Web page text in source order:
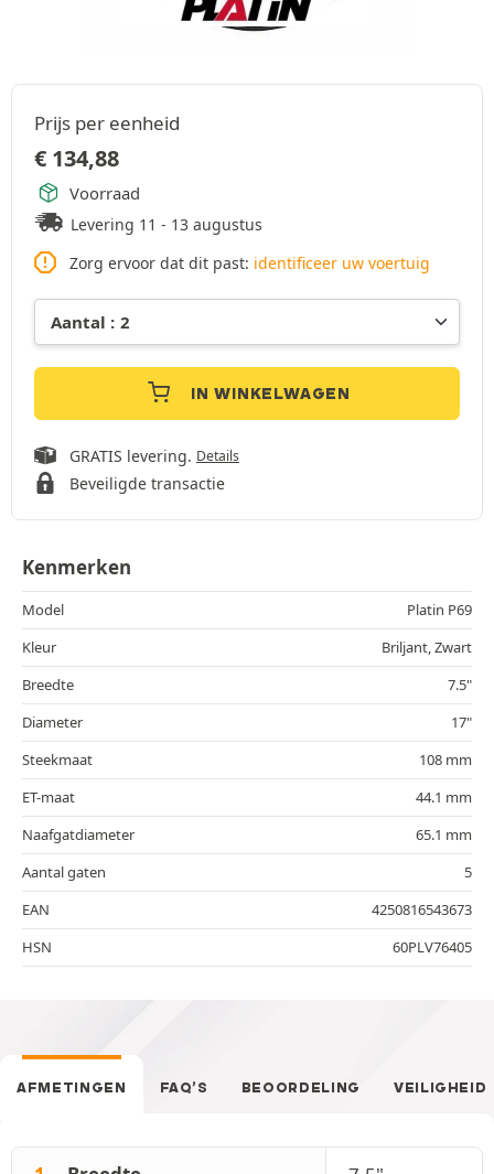
Prijs per eenheid
€ 134,88
Voorraad
Levering 11 - 13 augustus
Zorg ervoor dat dit past: identificeer uw voertuig
IN WINKELWAGEN
GRATIS levering. Details
Beveiligde transactie
Kenmerken
Model
Platin P69
Kleur
Briljant, Zwart
Breedte
7.5"
Diameter
17"
Steekmaat
108 mm
ET-maat
44.1 mm
Naafgatdiameter
65.1 mm
Aantal gaten
5
EAN
4250816543673
HSN
60PLV76405
AFMETINGEN FAQ’S BEOORDELING VEILIGHEID